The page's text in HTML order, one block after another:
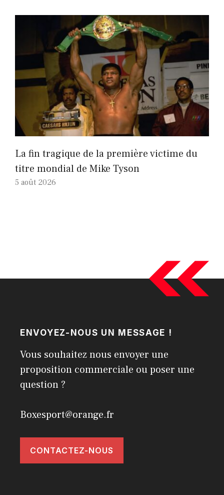
La fin tragique de la première victime du
titre mondial de Mike Tyson
5 août 2026
ENVOYEZ-NOUS UN MESSAGE !
Vous souhaitez nous envoyer une
proposition commerciale ou poser une
question ?
Boxesport@orange.fr
CONTACTEZ-NOUS